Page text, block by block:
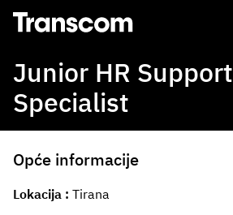
Transcom
Junior HR Support
Specialist
Opće informacije
Lokacija Tirana